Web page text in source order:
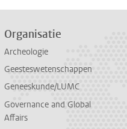
Organisatie
Archeologie
Geesteswetenschappen
Geneeskunde/LUMC
Governance and Global
Affairs